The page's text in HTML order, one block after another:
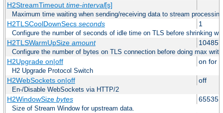
H2StreamTimeout time-interval[s]
Maximum time waiting when sending/receiving data to stream processing
H2TLSCoolDownSecs seconds 1
Configure the number of seconds of idle time on TLS before shrinking
H2TLSWarmUpSize amount
Configure the number of bytes on TLS connection before doing max
H2Upgrade on|off on for
H2 Upgrade Protocol Switch
H2WebSockets on|off off
En-/Disable WebSockets via HTTP/2
H2WindowSize bytes 65535
Size of Stream Window for upstream data.